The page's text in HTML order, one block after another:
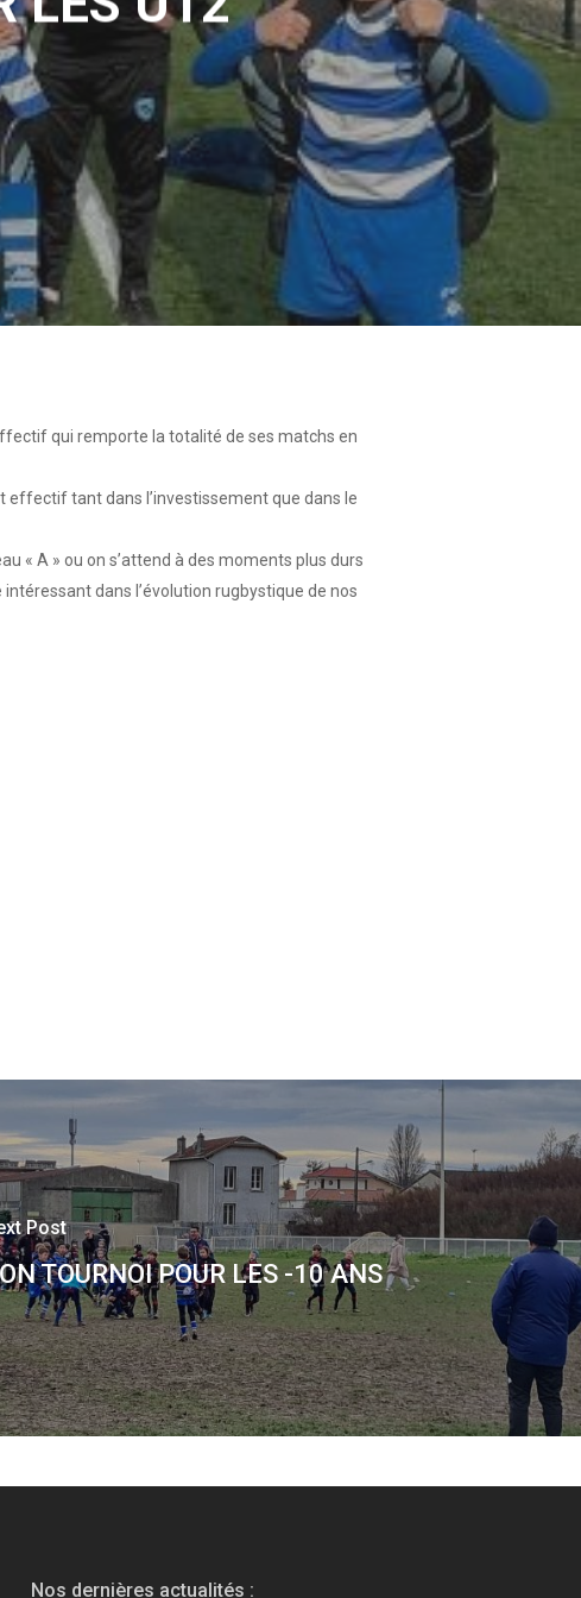
qui remporte la totalité de ses matchs en
effectif tant dans l’investissement que dans le
« A » ou on s’attend à des moments plus durs
dans l’évolution rugbystique de nos
Post
TOURNOI POUR LES -10 ANS
Nos dernières actualités :